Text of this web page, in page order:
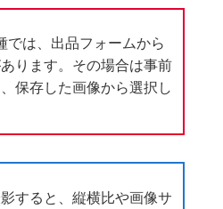
では、出品フォームから
ります。その場合は事前
保存した画像から選択し
すると、縦横比や画像サ